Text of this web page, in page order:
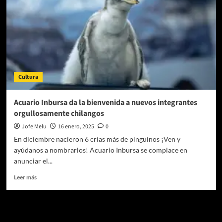
Cultura
Acuario Inbursa da la bienvenida a nuevos integrantes
orgullosamente chilangos
Jofe Melu 16 enero, 2025
0
En diciembre nacieron 6 crías más de pingüinos ¡Ven y
ayúdanos a nombrarlos! Acuario Inbursa se complace en
anunciar el...
Leer másLeer